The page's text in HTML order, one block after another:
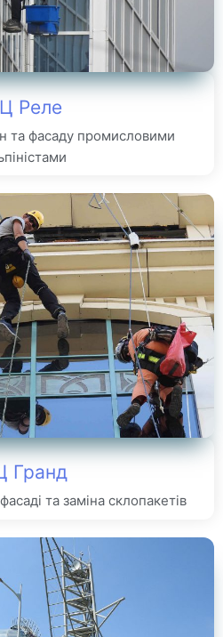
Реле
та фасаду промисловими
Гранд
та заміна склопакетів